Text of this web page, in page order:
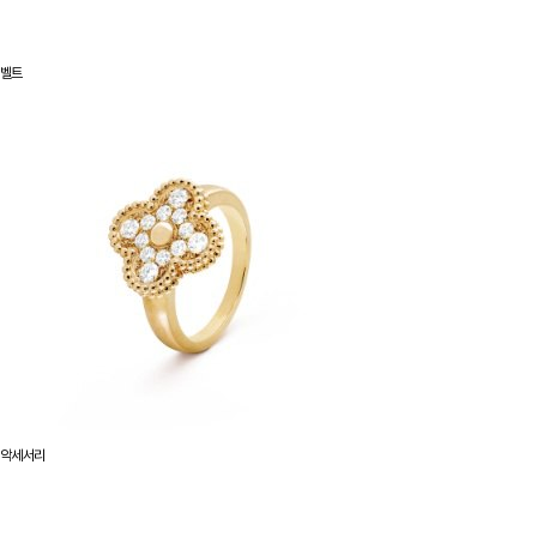
벨트
악세서리